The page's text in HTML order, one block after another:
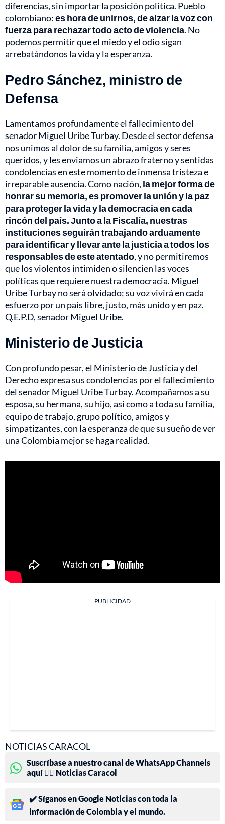
diferencias, sin importar la posición política. Pueblo
colombiano:es hora de unirnos, de alzar la voz con
fuerza para rechazar todo acto de violencia. No
podemos permitir que el miedo y el odio sigan
arrebatándonos la vida y la esperanza.
Pedro Sánchez, ministro de
Defensa
Lamentamos profundamente el fallecimiento del
senador Miguel Uribe Turbay. Desde el sector defensa
nos unimos al dolor de su familia, amigos y seres
queridos, y les enviamos un abrazo fraterno y sentidas
condolencias en este momento de inmensa tristeza e
irreparable ausencia. Como nación, la mejor forma de
honrar su memoria, es promover la unión y la paz
para proteger la vida y la democracia en cada
rincón del país. Junto a la Fiscalía, nuestras
instituciones seguirán trabajando arduamente
para identificar y llevar ante la justicia a todos los
responsables de este atentado, y no permitiremos
que los violentos intimiden o silencien las voces
políticas que requiere nuestra democracia. Miguel
Uribe Turbay no será olvidado; su voz vivirá en cada
esfuerzo por un país libre, justo, más unido y en paz.
Q.E.P.D, senador Miguel Uribe.
Ministerio de Justicia
Con profundo pesar, el Ministerio de Justicia y del
Derecho expresa sus condolencias por el fallecimiento
del senador Miguel Uribe Turbay. Acompañamos a su
esposa, su hermana, su hijo, así como a toda su familia,
equipo de trabajo, grupo político, amigos y
simpatizantes, con la esperanza de que su sueño de ver
una Colombia mejor se haga realidad.
PUBLICIDAD
NOTICIAS CARACOL
Suscríbase a nuestro canal de WhatsApp Channels
aquí 👉🏻 Noticias Caracol
✔️ Síganos en Google Noticias con toda la
información de Colombia y el mundo.